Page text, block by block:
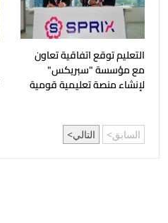
التعليم توقع اتفاقية تعاون
مع مؤسسة "سبريكس"
لإنشاء منصة تعليمية قومية
السابق التالي